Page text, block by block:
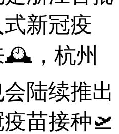
新冠疫
🕰，杭州
陆续推出
苗接种🛫